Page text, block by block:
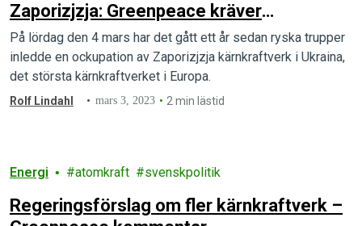
Zaporizjzja: Greenpeace kräver
krigsstresstester av Europeisk kärnkraft
På lördag den 4 mars har det gått ett år sedan ryska trupper
inledde en ockupation av Zaporizjzja kärnkraftverk i Ukraina,
det största kärnkraftverket i Europa.
Rolf Lindahl mars 3, 2023 2 min lästid
Energi atomkraft svenskpolitik
Regeringsförslag om fler kärnkraftverk –